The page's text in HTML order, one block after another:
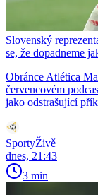
Slovenský
se, že dopadneme
Obránce Atlética
červencovém
jako odstrašující
SportyŽivě
dnes, 21:43
3 min